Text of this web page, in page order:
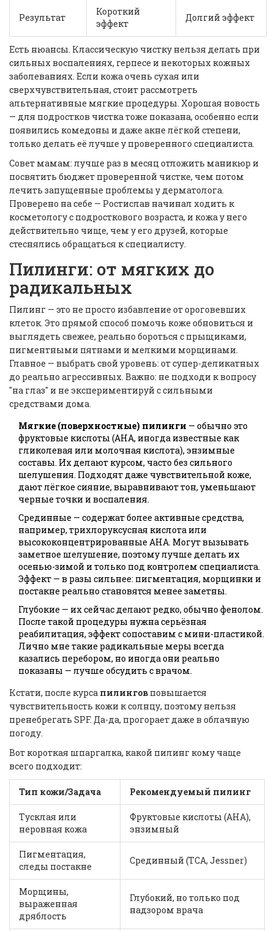
Результат
Короткий
эффект
Долгий эффект
Есть нюансы. Классическую чистку нельзя делать при
сильных воспалениях, герпесе и некоторых кожных
заболеваниях. Если кожа очень сухая или
сверхчувствительная, стоит рассмотреть
альтернативные мягкие процедуры. Хорошая новость
— для подростков чистка тоже показана, особенно если
появились комедоны и даже акне лёгкой степени,
только делать её лучше у проверенного специалиста.
Совет мамам: лучше раз в месяц отложить маникюр и
посвятить бюджет проверенной чистке, чем потом
лечить запущенные проблемы у дерматолога.
Проверено на себе — Ростислав начинал ходить к
косметологу с подросткового возраста, и кожа у него
действительно чище, чем у его друзей, которые
стеснялись обращаться к специалисту.
Пилинги: от мягких до
радикальных
Пилинг — это не просто избавление от ороговевших
клеток. Это прямой способ помочь коже обновиться и
выглядеть свежее, реально бороться с прыщиками,
пигментными пятнами и мелкими морщинами.
Главное — выбрать свой уровень: от супер-деликатных
до реально агрессивных. Важно: не подходи к вопросу
"на глаз" и не экспериментируй с сильными
средствами дома.
Мягкие (поверхностные) пилинги — обычно это
фруктовые кислоты (AHA, иногда известные как
гликолевая или молочная кислота), энзимные
составы. Их делают курсом, часто без сильного
шелушения. Подходят даже чувствительной коже,
дают лёгкое сияние, выравнивают тон, уменьшают
черные точки и воспаления.
Срединные — содержат более активные средства,
например, трихлоруксусная кислота или
высококонцентрированные AHA. Могут вызывать
заметное шелушение, поэтому лучше делать их
осенью-зимой и только под контролем специалиста.
Эффект — в разы сильнее: пигментация, морщинки и
постакне реально становятся менее заметны.
Глубокие — их сейчас делают редко, обычно фенолом.
После такой процедуры нужна серьёзная
реабилитация, эффект сопоставим с мини-пластикой.
Лично мне такие радикальные меры всегда
казались перебором, но иногда они реально
показаны — лучше обсудить с врачом.
Кстати, после курса пилингов повышается
чувствительность кожи к солнцу, поэтому нельзя
пренебрегать SPF. Да-да, прогорает даже в облачную
погоду.
Вот короткая шпаргалка, какой пилинг кому чаще
всего подходит:
Тип кожи/Задача Рекомендуемый пилинг
Тусклая или
неровная кожа
Фруктовые кислоты (AHA),
энзимный
Пигментация,
следы постакне
Срединный (TCA, Jessner)
Морщины,
выраженная
дряблость
Глубокий, но только под
надзором врача